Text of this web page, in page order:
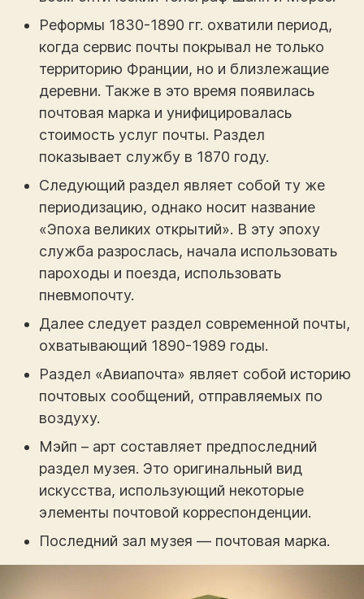
Реформы 1830-1890 гг. охватили период,
когда сервис почты покрывал не только
территорию Франции, но и близлежащие
деревни. Также в это время появилась
почтовая марка и унифицировалась
стоимость услуг почты. Раздел
показывает службу в 1870 году.
Следующий раздел являет собой ту же
периодизацию, однако носит название
«Эпоха великих открытий». В эту эпоху
служба разрослась, начала использовать
пароходы и поезда, использовать
пневмопочту.
Далее следует раздел современной почты,
охватывающий 1890-1989 годы.
Раздел «Авиапочта» являет собой историю
почтовых сообщений, отправляемых по
воздуху.
Мэйп – арт составляет предпоследний
раздел музея. Это оригинальный вид
искусства, использующий некоторые
элементы почтовой корреспонденции.
Последний зал музея — почтовая марка.